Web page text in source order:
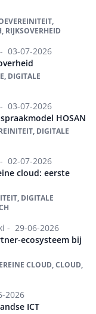
RIJKSOVERHEID
03-07-2026
DIGITALE
03-07-2026
HOSAN
DIGITALE
02-07-2026
cloud: eerste
DIGITALE
- 29-06-2026
ecosysteem bij
CLOUD, CLOUD,
2026
ICT